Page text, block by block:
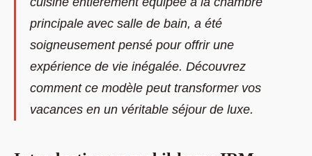
principale avec salle de bain, a été
soigneusement pensé pour offrir une
expérience de vie inégalée. Découvrez
comment ce modèle peut transformer vos
vacances en un véritable séjour de luxe.